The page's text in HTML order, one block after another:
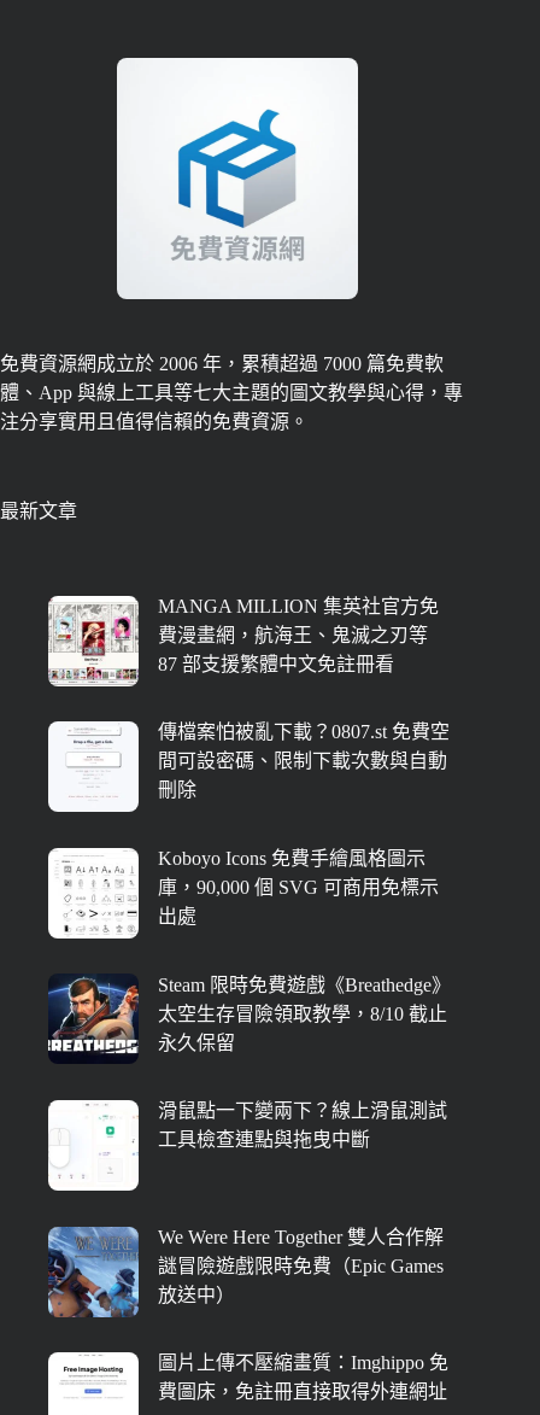
免費資源網成立於 2006 年，累積超過 7000 篇免費軟
體、App 與線上工具等七大主題的圖文教學與心得，專
注分享實用且值得信賴的免費資源。
最新文章
MANGA MILLION 集英社官方免
費漫畫網，航海王、鬼滅之刃等
87 部支援繁體中文免註冊看
傳檔案怕被亂下載？0807.st 免費空
間可設密碼、限制下載次數與自動
刪除
Koboyo Icons 免費手繪風格圖示
庫，90,000 個 SVG 可商用免標示
出處
Steam 限時免費遊戲《Breathedge》
太空生存冒險領取教學，8/10 截止
永久保留
滑鼠點一下變兩下？線上滑鼠測試
工具檢查連點與拖曳中斷
We Were Here Together 雙人合作解
謎冒險遊戲限時免費（Epic Games
放送中）
圖片上傳不壓縮畫質：Imghippo 免
費圖床，免註冊直接取得外連網址